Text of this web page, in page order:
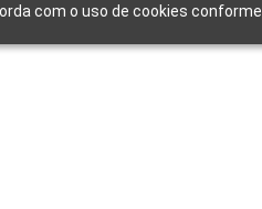
com o uso de cookies conforme